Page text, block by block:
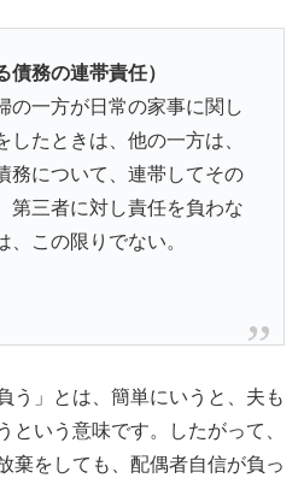
債務の連帯責任）
一方が日常の家事に関し
したときは、他の一方は、
務について、連帯してその
第三者に対し責任を負わな
、この限りでない。
う」とは、簡単にいうと、夫も
という意味です。したがって、
棄をしても、配偶者自信が負っ